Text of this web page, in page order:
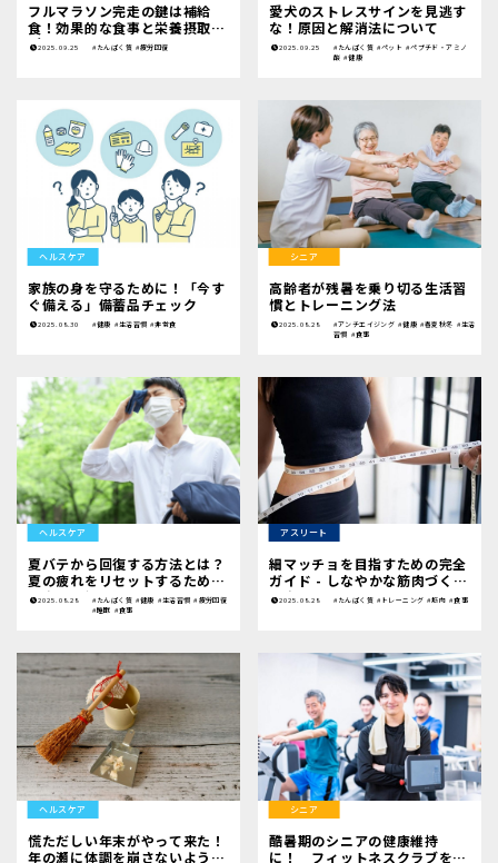
フルマラソン完走の鍵は補給
食！効果的な食事と栄養摂取の
ポイント
2025.09.25 #たんぱく質 #疲労回復
愛犬のストレスサインを見逃す
な！原因と解消法について
2025.09.25 #たんぱく質 #ペット #ペプチド・アミノ
酸 #健康
ヘルスケア
家族の身を守るために！「今す
ぐ備える」備蓄品チェック
2025.08.30 #健康 #生活習慣 #非常食
シニア
高齢者が残暑を乗り切る生活習
慣とトレーニング法
2025.08.28 #アンチエイジング #健康 #春夏秋冬 #生活
習慣 #食事
ヘルスケア
夏バテから回復する方法とは？
夏の疲れをリセットするための
食事や習慣を紹介！
2025.08.28 #たんぱく質 #健康 #生活習慣 #疲労回復
#睡眠 #食事
アスリート
細マッチョを目指すための完全
ガイド - しなやかな筋肉づくり
の方法
2025.08.28 #たんぱく質 #トレーニング #筋肉 #食事
ヘルスケア
慌ただしい年末がやって来た！
年の瀬に体調を崩さないよう気
シニア
酷暑期のシニアの健康維持
に！ フィットネスクラブを活